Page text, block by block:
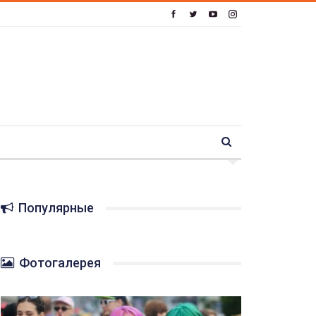
Популярные
Фотогалерея